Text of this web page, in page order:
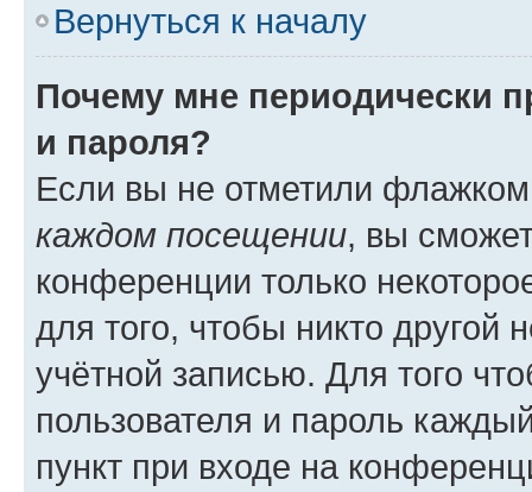
Вернуться к началу
Почему мне периодически
и пароля?
Если вы не отметили
каждом посещении, вы
конференции только
для того, чтобы никто другой
учётной записью. Для того
пользователя и пароль
пункт при входе на